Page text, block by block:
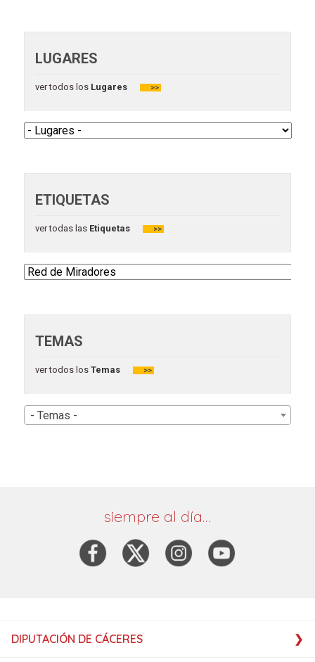
LUGARES
ver todos losLugares >>
ETIQUETAS
ver todas las Etiquetas >>
TEMAS
ver todos los Temas >>
- Temas -
siempre al día…
DIPUTACIÓN DE CÁCERES